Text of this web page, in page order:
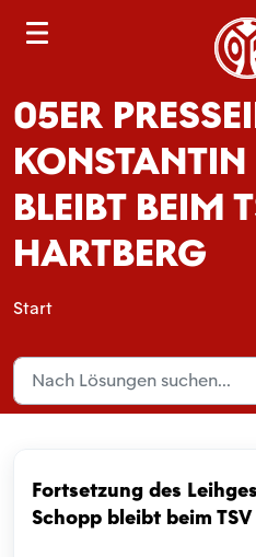
05ER
BLEIBT BEIM
HARTBERG
Start
Fortsetzung des
Schopp bleibt beim